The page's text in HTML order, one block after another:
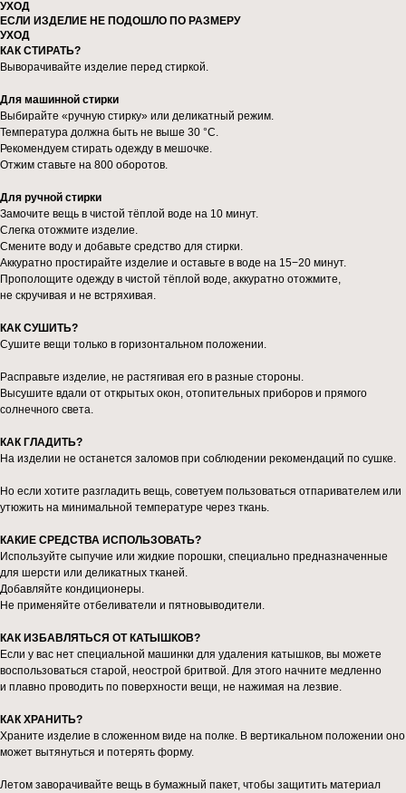
УХОД
ЕСЛИ ИЗДЕЛИЕ НЕ ПОДОШЛО ПО РАЗМЕРУ
УХОД
КАК СТИРАТЬ?
Выворачивайте изделие перед стиркой.
Для машинной стирки
Выбирайте «ручную стирку» или деликатный режим.
Температура должна быть не выше 30 °C.
Рекомендуем стирать одежду в мешочке.
Отжим ставьте на 800 оборотов.
Для ручной стирки
Замочите вещь в чистой тёплой воде на 10 минут.
Слегка отожмите изделие.
Смените воду и добавьте средство для стирки.
Аккуратно простирайте изделие и оставьте в воде на 15−20 минут.
Прополощите одежду в чистой тёплой воде, аккуратно отожмите,
не скручивая и не встряхивая.
КАК СУШИТЬ?
Сушите вещи только в горизонтальном положении.
Расправьте изделие, не растягивая его в разные стороны.
Высушите вдали от открытых окон, отопительных приборов и прямого
солнечного света.
КАК ГЛАДИТЬ?
На изделии не останется заломов при соблюдении рекомендаций по сушке.
Но если хотите разгладить вещь, советуем пользоваться отпаривателем или
утюжить на минимальной температуре через ткань.
КАКИЕ СРЕДСТВА ИСПОЛЬЗОВАТЬ?
Используйте сыпучие или жидкие порошки, специально предназначенные
для шерсти или деликатных тканей.
Добавляйте кондиционеры.
Не применяйте отбеливатели и пятновыводители.
КАК ИЗБАВЛЯТЬСЯ ОТ КАТЫШКОВ?
Если у вас нет специальной машинки для удаления катышков, вы можете
воспользоваться старой, неострой бритвой. Для этого начните медленно
и плавно проводить по поверхности вещи, не нажимая на лезвие.
КАК ХРАНИТЬ?
Храните изделие в сложенном виде на полке. В вертикальном положении оно
может вытянуться и потерять форму.
Летом заворачивайте вещь в бумажный пакет, чтобы защитить материал